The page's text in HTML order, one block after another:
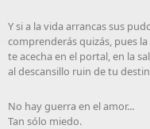
Y si a la vida arrancas sus
comprenderás quizás, pues
te acecha en el portal, en la
al descansillo ruin de tu
No hay guerra en el amor...
Tan sólo miedo.